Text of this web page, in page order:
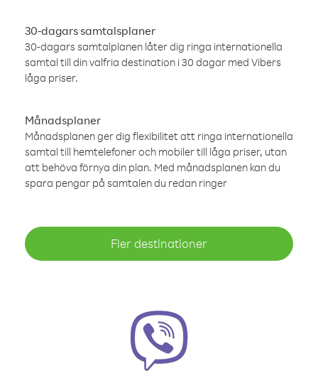
30-dagars samtalsplaner
30-dagars samtalplanen låter dig ringa internationella
samtal till din valfria destination i 30 dagar med Vibers
låga priser.
Månadsplaner
Månadsplanen ger dig flexibilitet att ringa internationella
samtal till hemtelefoner och mobiler till låga priser, utan
att behöva förnya din plan. Med månadsplanen kan du
spara pengar på samtalen du redan ringer
Fler destinationer